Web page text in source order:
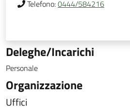
Telefono:0444/584216
Deleghe/Incarichi
Personale
Organizzazione
Uffici